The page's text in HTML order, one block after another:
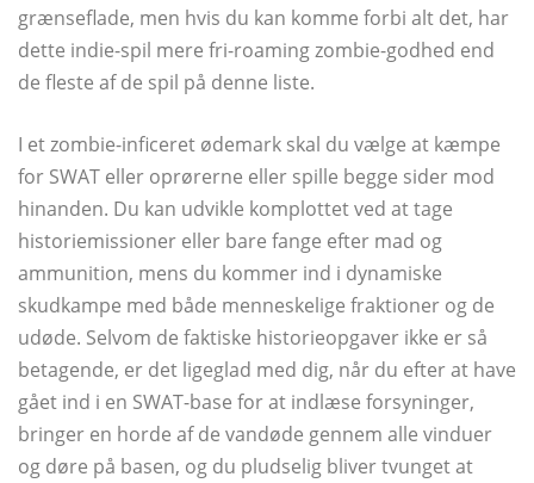
grænseflade, men hvis du kan komme forbi alt det, har
dette indie-spil mere fri-roaming zombie-godhed end
de fleste af de spil på denne liste.
I et zombie-inficeret ødemark skal du vælge at kæmpe
for SWAT eller oprørerne eller spille begge sider mod
hinanden. Du kan udvikle komplottet ved at tage
historiemissioner eller bare fange efter mad og
ammunition, mens du kommer ind i dynamiske
skudkampe med både menneskelige fraktioner og de
udøde. Selvom de faktiske historieopgaver ikke er så
betagende, er det ligeglad med dig, når du efter at have
gået ind i en SWAT-base for at indlæse forsyninger,
bringer en horde af de vandøde gennem alle vinduer
og døre på basen, og du pludselig bliver tvunget at